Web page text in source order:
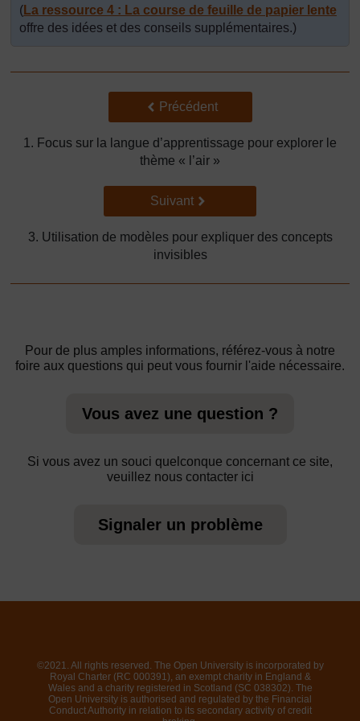
(La ressource 4 : La course de feuille de papier lente
offre des idées et des conseils supplémentaires.)
Précédent
Précédent
1. Focus sur la langue d’apprentissage pour explorer le
thème « l’air »
Suivant
Suivant
3. Utilisation de modèles pour expliquer des concepts
invisibles
Pour de plus amples informations, référez-vous à notre
foire aux questions qui peut vous fournir l'aide nécessaire.
Vous avez une question ?
Si vous avez un souci quelconque concernant ce site,
veuillez nous contacter ici
Signaler un problème
©2021. All rights reserved. The Open University is incorporated by
Royal Charter (RC 000391), an exempt charity in England &
Wales and a charity registered in Scotland (SC 038302). The
Open University is authorised and regulated by the Financial
Conduct Authority in relation to its secondary activity of credit